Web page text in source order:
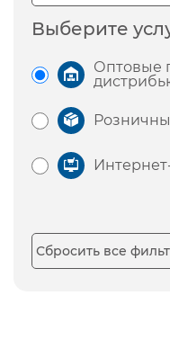
Выберите
Оптовые
Сбросить все